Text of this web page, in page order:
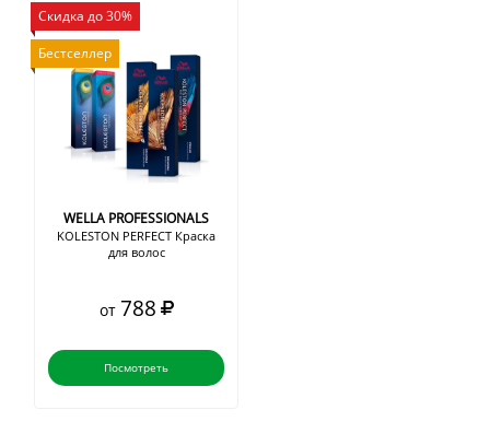
Скидка до 30%
Бестселлер
WELLA PROFESSIONALS
KOLESTON PERFECT Краска
для волос
от 788
Посмотреть